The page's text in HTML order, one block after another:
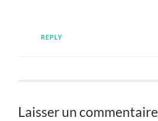
REPLY
Laisser un commentaire